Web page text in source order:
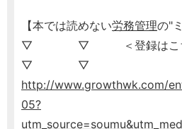
【本では読めない労務管理の"
▽ ▽ ＜登録は
▽ ▽
http://www.growthwk.com/
05?